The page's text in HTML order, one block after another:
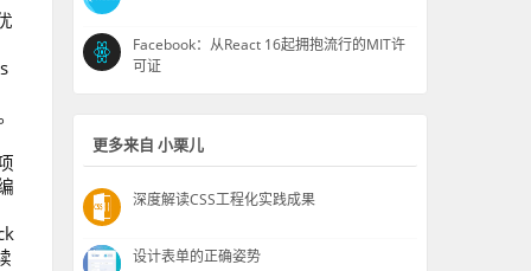
Facebook：从React 16起拥抱流行的MIT许
可证
更多来自 小栗儿
深度解读CSS工程化实践成果
设计表单的正确姿势